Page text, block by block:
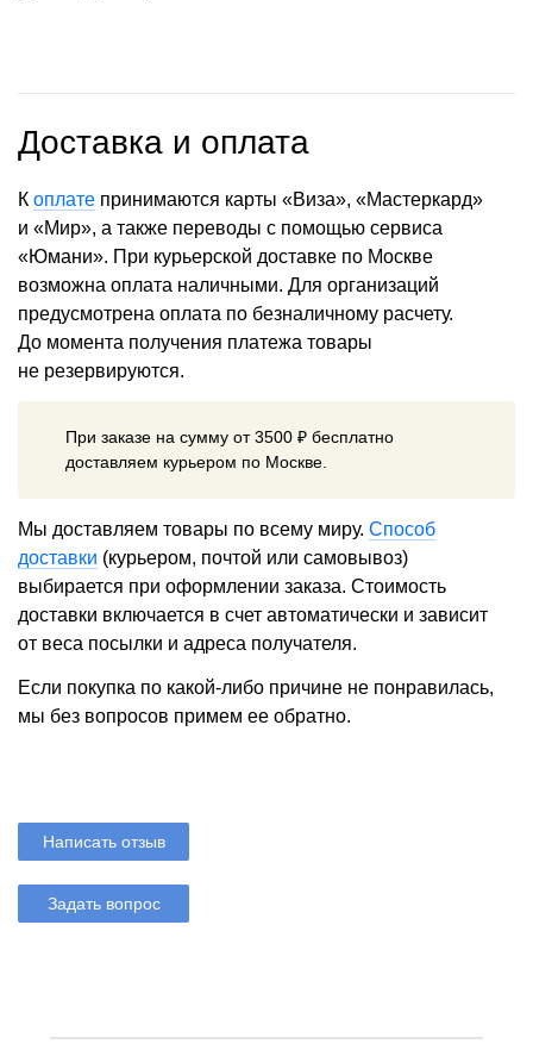
Доставка и оплата
К оплате принимаются карты «Виза», «Мастеркард»
и «Мир», а также переводы с помощью сервиса
«Юмани». При курьерской доставке по Москве
возможна оплата наличными. Для организаций
предусмотрена оплата по безналичному расчету.
До момента получения платежа товары
не резервируются.
При заказе на сумму от 3500 ₽ бесплатно
доставляем курьером по Москве.
Мы доставляем товары по всему миру. Способ
доставки (курьером, почтой или самовывоз)
выбирается при оформлении заказа. Стоимость
доставки включается в счет автоматически и зависит
от веса посылки и адреса получателя.
Если покупка по какой-либо причине не понравилась,
мы без вопросов примем ее обратно.
Написать отзыв
Задать вопрос